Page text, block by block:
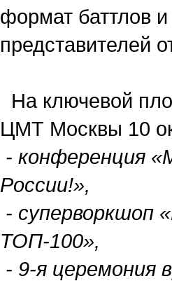
формат баттлов
представителей
На ключевой
ЦМТ Москвы 10
- конференция
России!»,
- суперворкшоп
ТОП-100»,
- 9-я церемония